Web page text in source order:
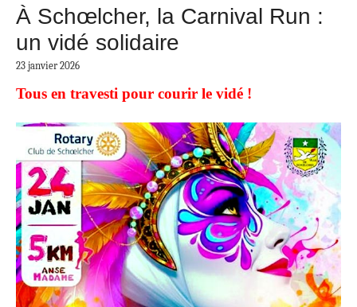
À Schœlcher, la Carnival Run :
un vidé solidaire
23 janvier 2026
Tous en travesti pour courir le vidé !